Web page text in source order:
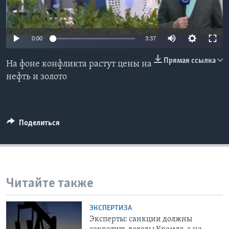
Learning English
0:00 3:37
Прямая ссылка
На фоне конфликта растут цены на
нефть и золото
Поделиться
Читайте также
ЭКСПЕРТИЗА
Эксперты: санкции должны